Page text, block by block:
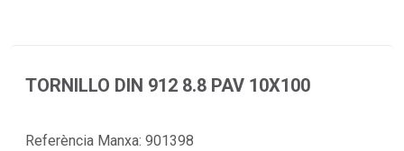
TORNILLO DIN 912 8.8 PAV 10X100
Referència Manxa: 901398